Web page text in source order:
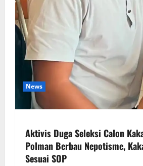
News
Aktivis Duga Seleksi Calon
Polman Berbau Nepotisme,
Sesuai SOP